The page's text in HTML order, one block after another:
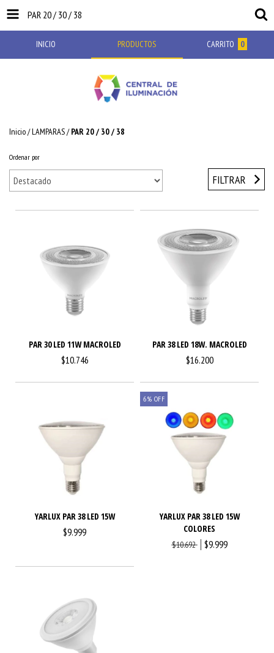
PAR 20 / 30 / 38
INICIO PRODUCTOS CARRITO 0
Inicio/LAMPARAS/ PAR 20 / 30 / 38
Ordenar por
FILTRAR
PAR 30 LED 11W MACROLED
$10.746
PAR 38 LED 18W. MACROLED
$16.200
YARLUX PAR 38 LED 15W
$9.999
6% OFF
YARLUX PAR 38 LED 15W
COLORES
$10.692 $9.999